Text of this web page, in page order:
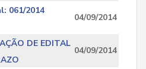
061/2014
04/09/2014
DE EDITAL
04/09/2014